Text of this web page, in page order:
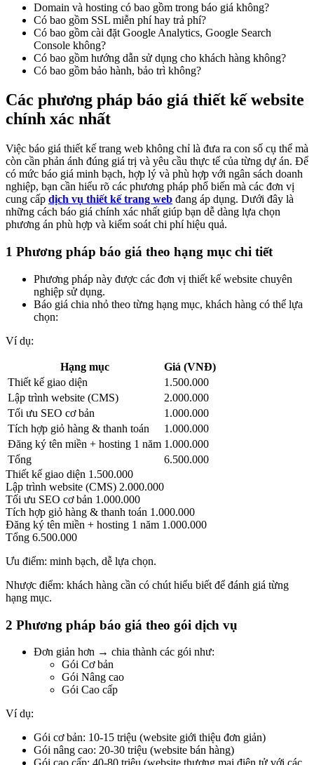
Domain và hosting có bao gồm trong báo giá không?
Có bao gồm SSL miễn phí hay trả phí?
Có bao gồm cài đặt Google Analytics, Google Search
Console không?
Có bao gồm hướng dẫn sử dụng cho khách hàng không?
Có bao gồm bảo hành, bảo trì không?
Các phương pháp báo giá thiết kế website
chính xác nhất
Việc báo giá thiết kế trang web không chỉ là đưa ra con số cụ thể mà
còn cần phản ánh đúng giá trị và yêu cầu thực tế của từng dự án. Để
có mức báo giá minh bạch, hợp lý và phù hợp với ngân sách doanh
nghiệp, bạn cần hiểu rõ các phương pháp phổ biến mà các đơn vị
cung cấp dịch vụ thiết kế trang web đang áp dụng. Dưới đây là
những cách báo giá chính xác nhất giúp bạn dễ dàng lựa chọn
phương án phù hợp và kiểm soát chi phí hiệu quả.
1 Phương pháp báo giá theo hạng mục chi tiết
Phương pháp này được các đơn vị thiết kế website chuyên
nghiệp sử dụng.
Báo giá chia nhỏ theo từng hạng mục, khách hàng có thể lựa
chọn:
Ví dụ:
Hạng mục
Giá (VNĐ)
Thiết kế giao diện
1.500.000
Lập trình website (CMS)
2.000.000
Tối ưu SEO cơ bản
1.000.000
Tích hợp giỏ hàng & thanh toán
1.000.000
Đăng ký tên miền + hosting 1 năm 1.000.000
Tổng
6.500.000
Thiết kế giao diện 1.500.000
Lập trình website (CMS) 2.000.000
Tối ưu SEO cơ bản 1.000.000
Tích hợp giỏ hàng & thanh toán 1.000.000
Đăng ký tên miền + hosting 1 năm 1.000.000
Tổng 6.500.000
Ưu điểm: minh bạch, dễ lựa chọn.
Nhược điểm: khách hàng cần có chút hiểu biết để đánh giá từng
hạng mục.
2 Phương pháp báo giá theo gói dịch vụ
Đơn giản hơn → chia thành các gói như:
Gói Cơ bản
Gói Nâng cao
Gói Cao cấp
Ví dụ:
Gói cơ bản: 10-15 triệu (website giới thiệu đơn giản)
Gói nâng cao: 20-30 triệu (website bán hàng)